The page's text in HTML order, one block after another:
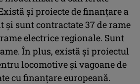
și proiecte de finanţare a
sunt contractate 37 de rame
electrice regionale. Sunt
În plus, există și proiectul
locomotive şi vagoane de
cu finanţare europeană.